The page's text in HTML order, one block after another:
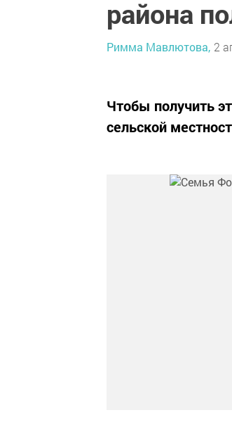
района
Римма Мавлютова, 2
Чтобы получить
сельской